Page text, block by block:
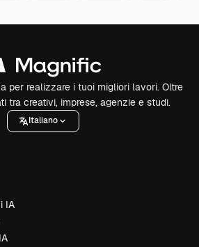
per realizzare i tuoi migliori lavori. Oltre
tra creativi, imprese, agenzie e studi.
Italiano
IA